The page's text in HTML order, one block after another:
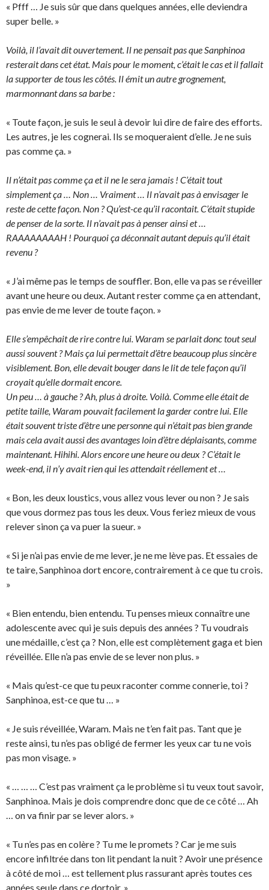
« Pfff … Je suis sûr que dans quelques années, elle deviendra
super belle. »
Voilà, il l’avait dit ouvertement. Il ne pensait pas que Sanphinoa
resterait dans cet état. Mais pour le moment, c’était le cas et il fallait
la supporter de tous les côtés. Il émit un autre grognement,
marmonnant dans sa barbe :
« Toute façon, je suis le seul à devoir lui dire de faire des efforts.
Les autres, je les cognerai. Ils se moqueraient d’elle. Je ne suis
pas comme ça. »
Il n’était pas comme ça et il ne le sera jamais ! C’était tout
simplement ça … Non … Vraiment … Il n’avait pas à envisager le
reste de cette façon. Non ? Qu’est-ce qu’il racontait. C’était stupide
de penser de la sorte. Il n’avait pas à penser ainsi et …
RAAAAAAAAH ! Pourquoi ça déconnait autant depuis qu’il était
revenu ?
« J’ai même pas le temps de souffler. Bon, elle va pas se réveiller
avant une heure ou deux. Autant rester comme ça en attendant,
pas envie de me lever de toute façon. »
Elle s’empêchait de rire contre lui. Waram se parlait donc tout seul
aussi souvent ? Mais ça lui permettait d’être beaucoup plus sincère
visiblement. Bon, elle devait bouger dans le lit de tele façon qu’il
croyait qu’elle dormait encore.
Un peu … à gauche ? Ah, plus à droite. Voilà. Comme elle était de
petite taille, Waram pouvait facilement la garder contre lui. Elle
était souvent triste d’être une personne qui n’était pas bien grande
mais cela avait aussi des avantages loin d’être déplaisants, comme
maintenant. Hihihi. Alors encore une heure ou deux ? C’était le
week-end, il n’y avait rien qui les attendait réellement et …
« Bon, les deux loustics, vous allez vous lever ou non ? Je sais
que vous dormez pas tous les deux. Vous feriez mieux de vous
relever sinon ça va puer la sueur. »
« Si je n’ai pas envie de me lever, je ne me lève pas. Et essaies de
te taire, Sanphinoa dort encore, contrairement à ce que tu crois.
»
« Bien entendu, bien entendu. Tu penses mieux connaître une
adolescente avec qui je suis depuis des années ? Tu voudrais
une médaille, c’est ça ? Non, elle est complètement gaga et bien
réveillée. Elle n’a pas envie de se lever non plus. »
« Mais qu’est-ce que tu peux raconter comme connerie, toi ?
Sanphinoa, est-ce que tu … »
« Je suis réveillée, Waram. Mais ne t’en fait pas. Tant que je
reste ainsi, tu n’es pas obligé de fermer les yeux car tu ne vois
pas mon visage. »
« … … … C’est pas vraiment ça le problème si tu veux tout savoir,
Sanphinoa. Mais je dois comprendre donc que de ce côté … Ah
… on va finir par se lever alors. »
« Tu n’es pas en colère ? Tu me le promets ? Car je me suis
encore infiltrée dans ton lit pendant la nuit ? Avoir une présence
à côté de moi … est tellement plus rassurant après toutes ces
années seule dans ce dortoir. »